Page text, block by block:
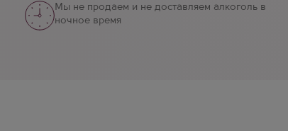
престижных, уважаемых и известных производителей
российском рынке. Секрет успеха ККЗ заключается в
Мы не продаем и не доставляем алкоголь в
ночное время